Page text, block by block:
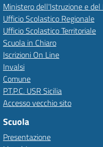
Ministero dell'Istruzione e
Ufficio Scolastico Regionale
Ufficio Scolastico Territoriale
Scuola in Chiaro
Iscrizioni On Line
Invalsi
Comune
P.T.P.C. USR Sicilia
Accesso vecchio sito
Scuola
Presentazione